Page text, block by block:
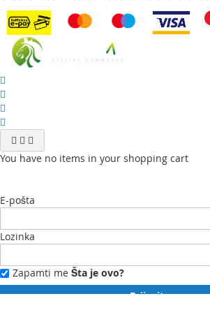
You have no items in your shopping cart
E-pošta
Lozinka
Zapamti me Šta je ovo?
Prijavite se